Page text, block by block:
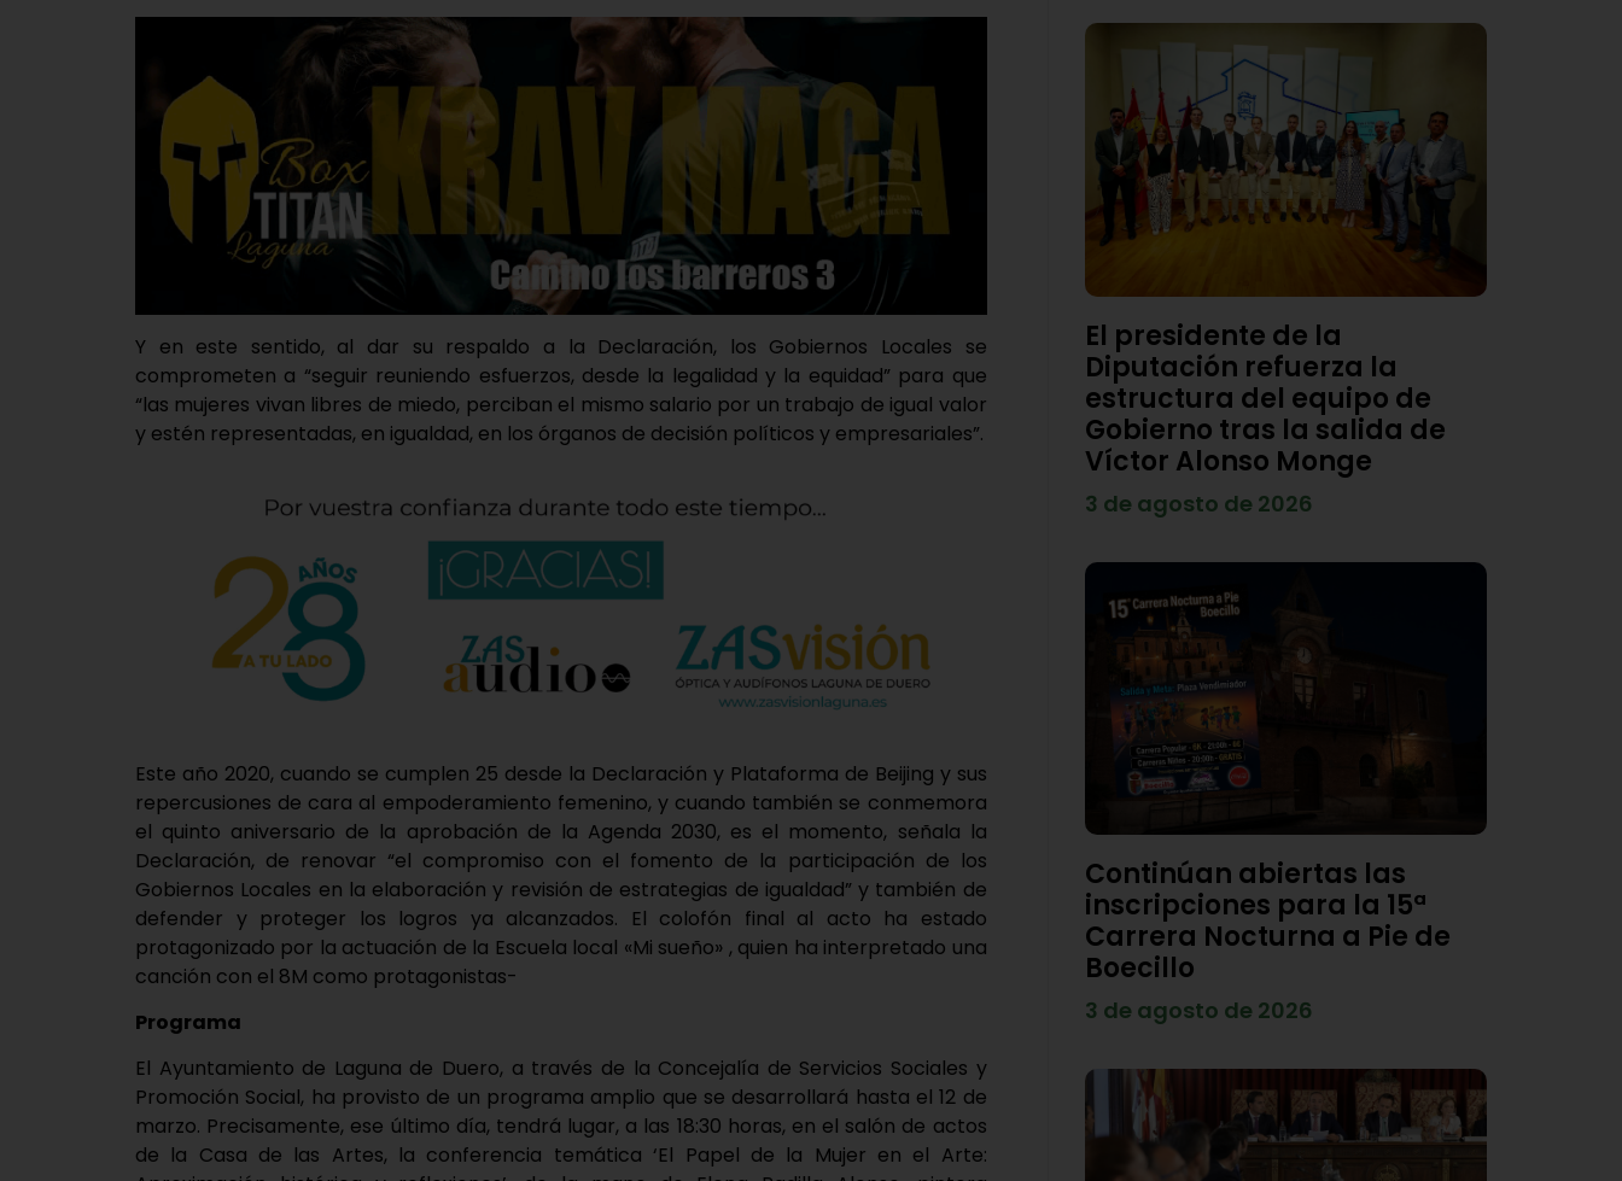
Y en este sentido, al dar su respaldo a la Declaración, los Gobiernos Locales se
comprometen a “seguir reuniendo esfuerzos, desde la legalidad y la equidad” para que
“las mujeres vivan libres de miedo, perciban el mismo salario por un trabajo de igual valor
y estén representadas, en igualdad, en los órganos de decisión políticos y empresariales”.
Este año 2020, cuando se cumplen 25 desde la Declaración y Plataforma de Beijing y sus
repercusiones de cara al empoderamiento femenino, y cuando también se conmemora
el quinto aniversario de la aprobación de la Agenda 2030, es el momento, señala la
Declaración, de renovar “el compromiso con el fomento de la participación de los
Gobiernos Locales en la elaboración y revisión de estrategias de igualdad” y también de
defender y proteger los logros ya alcanzados. El colofón final al acto ha estado
protagonizado por la actuación de la Escuela local «Mi sueño» , quien ha interpretado una
canción con el 8M como protagonistas-
Programa
El Ayuntamiento de Laguna de Duero, a través de la Concejalía de Servicios Sociales y
Promoción Social, ha provisto de un programa amplio que se desarrollará hasta el 12 de
marzo. Precisamente, ese último día, tendrá lugar, a las 18:30 horas, en el salón de actos
de la Casa de las Artes, la conferencia temática ‘El Papel de la Mujer en el Arte:
El presidente de la
Diputación refuerza la
estructura del equipo de
Gobierno tras la salida de
Víctor Alonso Monge
3 de agosto de 2026
Continúan abiertas las
inscripciones para la 15ª
Carrera Nocturna a Pie de
Boecillo
3 de agosto de 2026